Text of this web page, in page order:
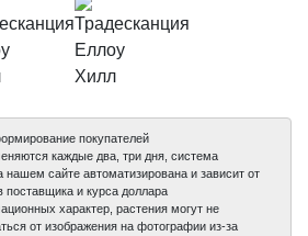
покупателей
каждые два, три дня, система
нашем сайте автоматизирована и зависит от
поставщика и курса доллара
характер, растения могут не
от изображения на фотографии из-за